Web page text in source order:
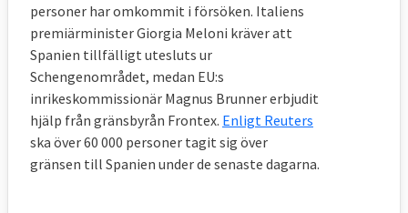
Opinionsundersökningar som EU-
kommissionen låtit göravisar att en
majoritet av EU:s medborgare har en
negativ syn på invandring från länder
utanför EU.
slutet av 2019 svarade
procent att de hade ganska eller mycket
negativ syn på invandring av människor som
personer har omkommit i försöken. Italiens
premiärminister Giorgia Meloni kräver att
Spanien tillfälligt utesluts ur
Schengenområdet, medan EU:s
inrikeskommissionär Magnus Brunner erbjudit
hjälp från gränsbyrån Frontex. Enligt Reuters
ska över 60 000 personer tagit sig över
gränsen till Spanien under de senaste dagarna.